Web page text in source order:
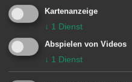
Telefon 07361 52-
lisa.zulley@aalen.de
Energiestandards
Kartenanzeige
↓ 1 Dienst
Abspielen von Videos
↓ 1 Dienst